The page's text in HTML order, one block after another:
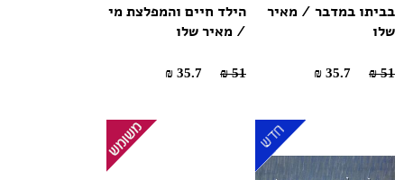
בביתו במדבר / מאיר
שלו
51 ₪
הילד חיים והמפלצת מי
/ מאיר שלו
51 ₪